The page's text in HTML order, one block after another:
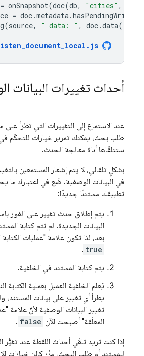
= onSnapshot(doc(db, "cities" ,
= doc.metadata.hasPendingWrites
(source, " data: " , doc.data());
. js
أحداث تغييرات البيانات
عند الاستماع إلى التغييرات التي تطرأ
طلب بحث، يمكنك تمرير خيارات للتحكّم في
ستتلقّاها أداة معالجة الحدث.
بشكلٍ تلقائي، لا يتم إشعار المستمعين
في البيانات الوصفية. ضَع في اعتبارك ما
تطبيقك مستندًا جديدًا:
يتم إطلاق حدث تغيير على الفور
البيانات الجديدة. لم تتم كتابة
بعد، لذا تكون علامة "عمليات الكتابة
true
.
يتم كتابة المستند في الخلفية.
يُعلم الخلفية العميل بعملية الكتابة
يطرأ أي تغيير على بيانات المستند،
تغيير البيانات الوصفية لأنّ علامة
المعلّقة" أصبحت الآن false
.
إذا كنت تريد تلقّي أحداث اللقطة عند تغيُّر
للمستند أو طلب البحث، مرِّر كائن خيارات